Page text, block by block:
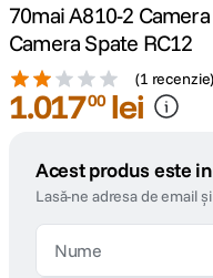
70mai A810-2
Camera Spate RC12
(1 recenzie)
1.01700 lei
Acest produs este
Lasă-ne adresa de email